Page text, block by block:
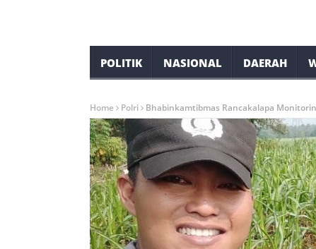
POLITIK NASIONAL DAERAH
Home Polri Bhabinkamtibmas Rancakalapa